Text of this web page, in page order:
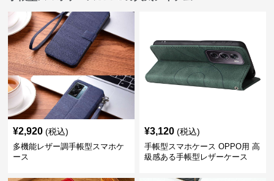
¥2,920 (税込)
多機能レザー調手帳型スマホケ
ース
¥3,120 (税込)
手帳型スマホケース OPPO用 高
級感ある手帳型レザーケース